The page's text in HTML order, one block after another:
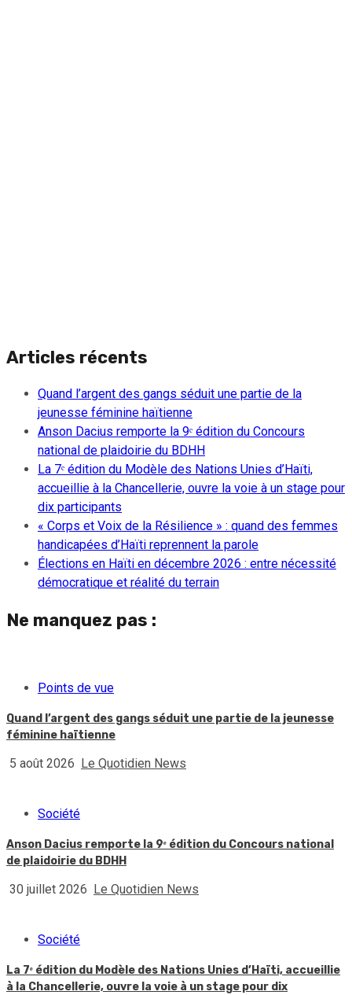
Articles récents
Quand l’argent des gangs séduit une partie de la
jeunesse féminine haïtienne
Anson Dacius remporte la 9ᵉ édition du Concours
national de plaidoirie du BDHH
La 7ᵉ édition du Modèle des Nations Unies d’Haïti,
accueillie à la Chancellerie, ouvre la voie à un stage pour
dix participants
« Corps et Voix de la Résilience » : quand des femmes
handicapées d’Haïti reprennent la parole
Élections en Haïti en décembre 2026 : entre nécessité
démocratique et réalité du terrain
Ne manquez pas :
Points de vue
Quand l’argent des gangs séduit une partie de la jeunesse
féminine haïtienne
5 août 2026 Le Quotidien News
Société
Anson Dacius remporte la 9ᵉ édition du Concours national
de plaidoirie du BDHH
30 juillet 2026 Le Quotidien News
Société
La 7ᵉ édition du Modèle des Nations Unies d’Haïti, accueillie
à la Chancellerie, ouvre la voie à un stage pour dix